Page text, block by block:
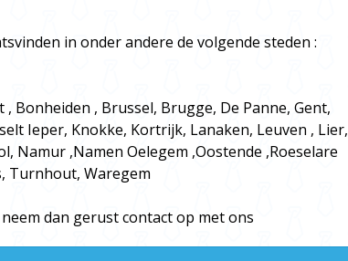
in onder andere de volgende steden :
, Bonheiden , Brussel, Brugge, De Panne, Gent,
Ieper, Knokke, Kortrijk, Lanaken, Leuven , Lier,
Namur ,Namen Oelegem ,Oostende ,Roeselare
Turnhout, Waregem
dan gerust contact op met ons